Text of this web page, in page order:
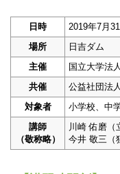
日時
2019年7月31
場所
日吉ダム
主催
国立大学法
共催
公益社団法
対象者
小学校、中
講師
（敬称略）
川崎 佑磨（
今井 敬三（